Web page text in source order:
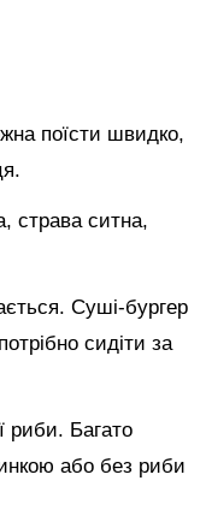
поїсти швидко,
страва ситна,
Суші-бургер
сидіти за
риби. Багато
або без риби